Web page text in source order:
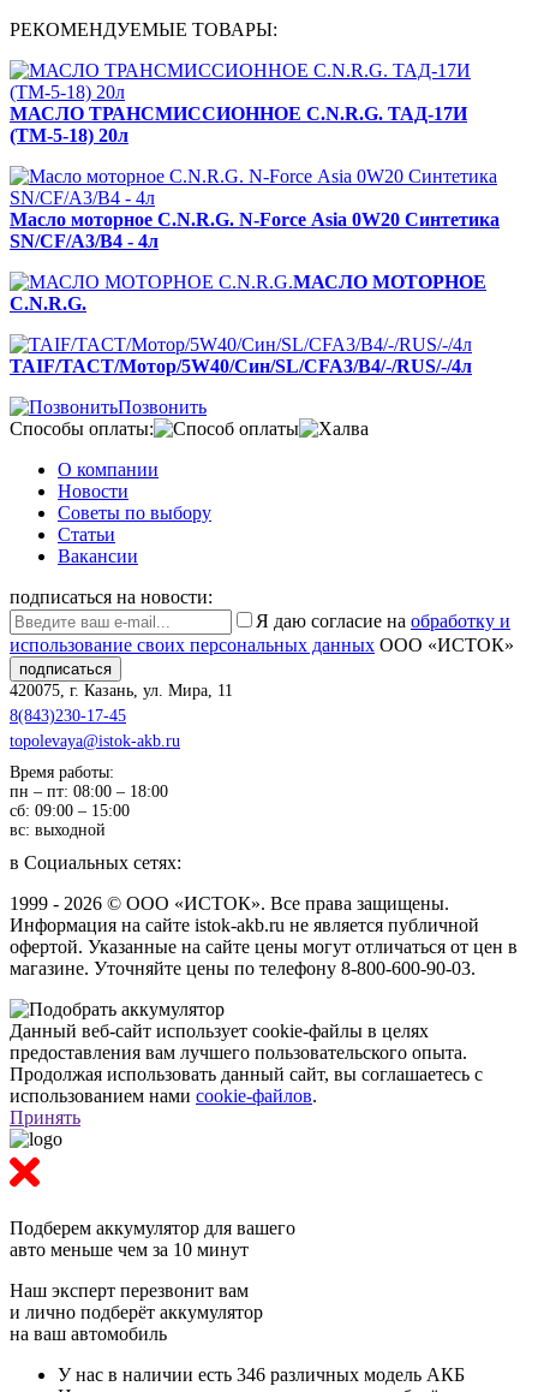
РЕКОМЕНДУЕМЫЕ ТОВАРЫ:
МАСЛО ТРАНСМИССИОННОЕ C.N.R.G. ТАД-17И
(ТМ-5-18) 20л
Масло моторное C.N.R.G. N-Force Аsia 0W20 Синтетика
SN/CF/A3/B4 - 4л
МАСЛО МОТОРНОЕ
C.N.R.G.
TAIF/TACT/Мотор/5W40/Син/SL/CFA3/B4/-/RUS/-/4л
Позвонить
Способы оплаты:
О компании
Новости
Советы по выбору
Статьи
Вакансии
подписаться на новости:
Я даю согласие на обработку и
использование своих персональных данных ООО «ИСТОК»
подписаться
420075 г. Казань ул. Мира, 11
8(843)230-17-45
topolevaya@istok-akb.ru
Время работы:
пн – пт: 08:00 – 18:00
сб: 09:00 – 15:00
вс: выходной
в Социальных сетях:
1999 - 2026 © ООО «ИСТОК». Все права защищены.
Информация на сайте istok-akb.ru не является публичной
офертой. Указанные на сайте цены могут отличаться от цен в
магазине. Уточняйте цены по телефону 8-800-600-90-03.
Данный веб-сайт использует cookie-файлы в целях
предоставления вам лучшего пользовательского опыта.
Продолжая использовать данный сайт, вы соглашаетесь с
использованием нами cookie-файлов.
Принять
Подберем аккумулятор для вашего
авто меньше чем за 10 минут
Наш эксперт перезвонит вам
и лично подберёт аккумулятор
на ваш автомобиль
У нас в наличии есть 346 различных модель АКБ